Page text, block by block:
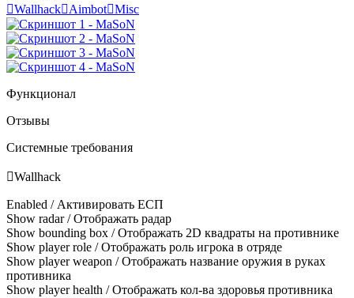
WallhackAimbotMisc
Функционал
Отзывы
Системные требования
Wallhack
Enabled / Активировать ЕСП
Show radar / Отображать радар
Show bounding box / Отображать 2D квадраты на противнике
Show player role / Отображать роль игрока в отряде
Show player weapon / Отображать название оружия в руках
противника
Show player health / Отображать кол-ва здоровья противника